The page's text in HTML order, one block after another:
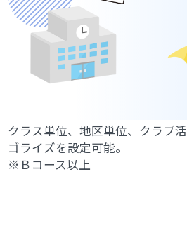
クラス単位、地区単位、クラブ
ゴライズを設定可能。
※Ｂコース以上